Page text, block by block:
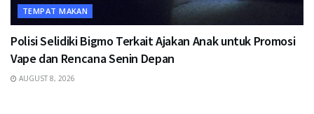
TEMPAT MAKAN
Polisi Selidiki Bigmo Terkait Ajakan Anak untuk Promosi
Vape dan Rencana Senin Depan
AUGUST 8, 2026